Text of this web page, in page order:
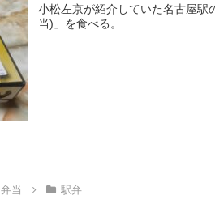
小松左京が紹介していた名古屋駅
当)」を食べる。
弁当 駅弁